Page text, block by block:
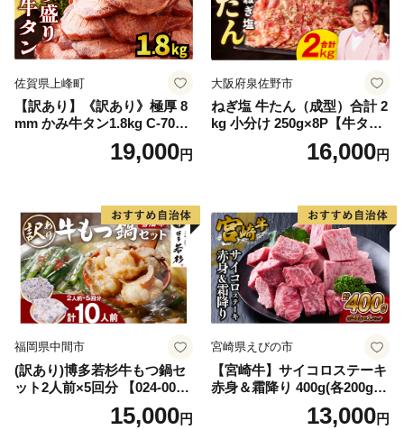
佐賀県上峰町
【訳あり】《訳あり》極厚 8
mm かみ牛タン1.8kg C-709-
19,000円
大阪府泉佐野市
ねぎ塩 牛たん（成型）合計 2
kg 小分け 250g×8P【牛タン
牛肉 焼肉用 薄切り 訳あり サ
16,000円
福岡県中間市
(訳あり)博多若杉牛もつ鍋セ
ット2人前×5回分 【024-002
15,000円
宮崎県えびの市
【宮崎牛】サイコロステーキ
赤身＆霜降り 400g(各200g×
１P 計2P) 真空パック 冷凍
13,000円